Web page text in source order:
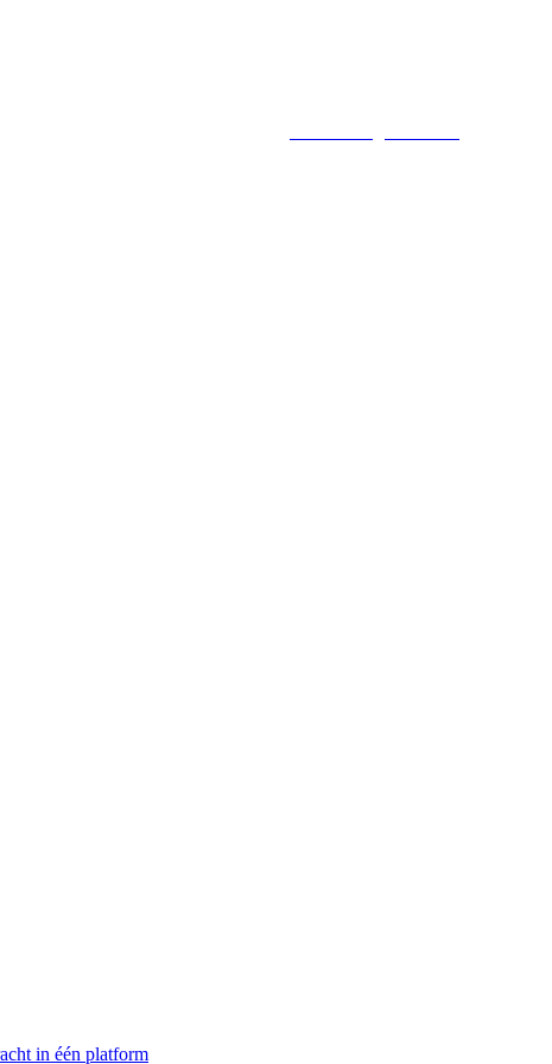
in één platform